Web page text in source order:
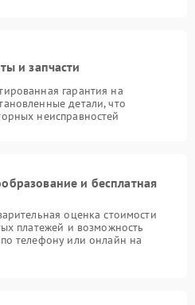
и запчасти
гарантия на
детали, что
неисправностей
и бесплатная
оценка стоимости
платежей и возможность
телефону или онлайн на